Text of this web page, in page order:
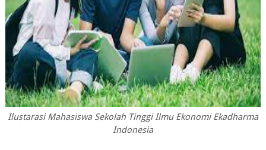
Ilustarasi Mahasiswa Sekolah Tinggi Ilmu Ekonomi Ekadharma
Indonesia